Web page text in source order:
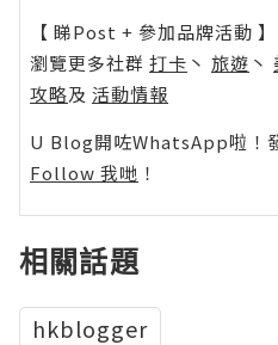
【 睇Post + 參加品牌活動 】
瀏覽更多社群 打卡 丶 旅遊 丶
攻略及 活動情報
U Blog開咗WhatsApp啦！
Follow 我哋 ！
相關話題
hkblogger